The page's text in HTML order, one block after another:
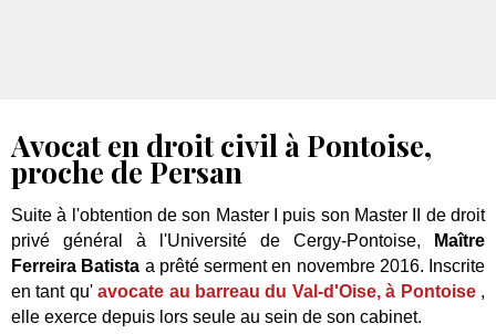
Avocat en droit civil à Pontoise,
proche de Persan
Suite à l'obtention de son Master I puis son Master II de droit
privé général à l'Université de Cergy-Pontoise,
Maître
Ferreira Batista a prêté serment en novembre 2016. Inscrite
en tant qu'avocate au barreau du Val-d'Oise, à Pontoise ,
elle exerce depuis lors seule au sein de son cabinet.